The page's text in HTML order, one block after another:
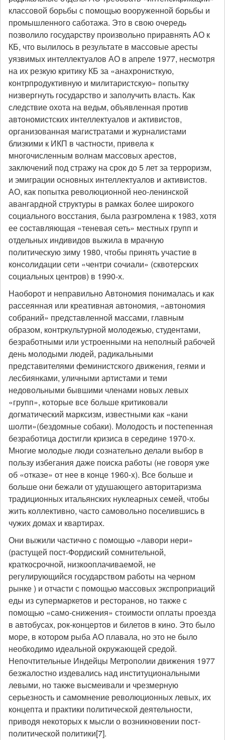
классовой борьбы с помощью вооруженной борьбы и
промышленного саботажа. Это в свою очередь
позволило государству произвольно приравнять АО к
КБ, что вылилось в результате в массовые аресты
уязвимых интеллектуалов АО в апреле 1977, несмотря
на их резкую критику КБ за «анахронисткую,
контрпродуктивную и милитаристскую» попытку
низвергнуть государство и заполучить власть. Как
следствие охота на ведьм, объявленная против
автономистских интеллектуалов и активистов,
организованная магистратами и журналистами
близкими к ИКП в частности, привела к
многочисленным волнам массовых арестов,
заключений под стражу на срок до 5 лет за терроризм,
и эмиграции основных интеллектуалов и активистов.
АО, как попытка революционной нео-ленинской
авангардной структуры в рамках более широкого
социального восстания, была разгромлена к 1983, хотя
ее составляющая «теневая сеть» местных групп и
отдельных индивидов выжила в мрачную
политическую зиму 1980, чтобы принять участие в
консолидации сети «чентри сочиали» (сквотерских
социальных центров) в 1990-х.
Наоборот и неправильно Автономия понималась и как
рассеянная или креативная автономия, «автономия
собраний» представленной массами, главным
образом, контркультурной молодежью, студентами,
безработными или устроенными на неполный рабочей
день молодыми людей, радикальными
представителями феминистского движения, геями и
лесбиянками, уличными артистами и теми
недовольными бывшими членами новых левых
«групп», которые все больше критиковали
догматический марксизм, известными как «кани
шолти»(бездомные собаки). Молодость и постепенная
безработица достигли кризиса в середине 1970-х.
Многие молодые люди сознательно делали выбор в
пользу избегания даже поиска работы (не говоря уже
об «отказе» от нее в конце 1960-х). Все больше и
больше они бежали от удушающего авторитаризма
традиционных итальянских нуклеарных семей, чтобы
жить коллективно, часто самовольно поселившись в
чужих домах и квартирах.
Они выжили частично с помощью «лавори нери»
(растущей пост-Фордиский сомнительной,
краткосрочной, низкооплачиваемой, не
регулирующийся государством работы на черном
рынке ) и отчасти с помощью массовых экспроприаций
еды из супермаркетов и ресторанов, но также с
помощью «само-снижения» стоимости оплаты проезда
в автобусах, рок-концертов и билетов в кино. Это было
море, в котором рыба АО плавала, но это не было
необходимо идеальной окружающей средой.
Непочтительные Индейцы Метрополии движения 1977
безжалостно издевались над институциональными
левыми, но также высмеивали и чрезмерную
серьезность и самомнение революционных левых, их
концепта и практики политической деятельности,
приводя некоторых к мысли о возникновении пост-
политической политики[7].